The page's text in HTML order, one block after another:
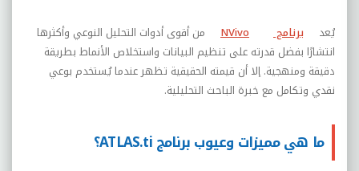
يُعد برنامج NVivo
من أقوى أدوات التحليل النوعي وأكثرها
انتشارًا بفضل قدرته على تنظيم البيانات واستخلاص الأنماط بطريقة
دقيقة ومنهجية. إلا أن قيمته الحقيقية تظهر عندما يُستخدم بوعي
نقدي وتكامل مع خبرة الباحث التحليلية.
ما هي مميزات وعيوب برنامج ATLAS.ti؟